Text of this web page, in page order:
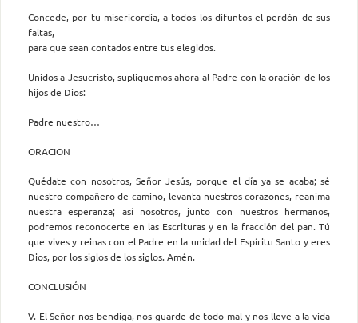
Concede, por tu misericordia, a todos los difuntos el perdón de sus
faltas,
para que sean contados entre tus elegidos.
Unidos a Jesucristo, supliquemos ahora al Padre con la oración de los
hijos de Dios:
Padre nuestro…
ORACION
Quédate con nosotros, Señor Jesús, porque el día ya se acaba; sé
nuestro compañero de camino, levanta nuestros corazones, reanima
nuestra esperanza; así nosotros, junto con nuestros hermanos,
podremos reconocerte en las Escrituras y en la fracción del pan. Tú
que vives y reinas con el Padre en la unidad del Espíritu Santo y eres
Dios, por los siglos de los siglos. Amén.
CONCLUSIÓN
V. El Señor nos bendiga, nos guarde de todo mal y nos lleve a la vida